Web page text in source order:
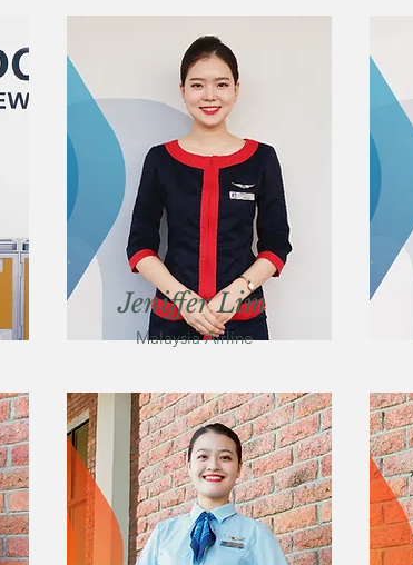
Jeniffer Lim
Malaysia Airline